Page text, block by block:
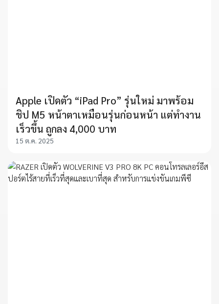
Apple เปิดตัว “iPad Pro” รุ่นใหม่ มาพร้อม
ชิป M5 หน้าตาเหมือนรุ่นก่อนหน้า แต่ทำงาน
เร็วขึ้น ถูกลง 4,000 บาท
15 ต.ค. 2025